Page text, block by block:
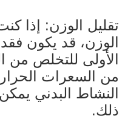
تقليل الوزن: إذا
الوزن، قد يكون
الأولى للتخلص من
من السعرات
النشاط البدني
ذلك.